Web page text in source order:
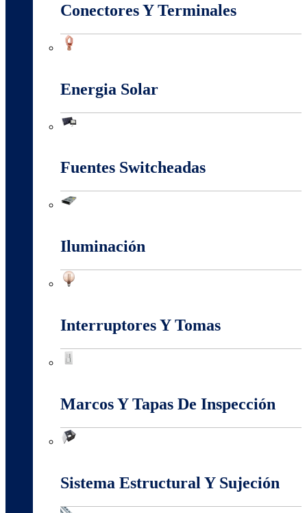
Conectores Y Terminales
Energia Solar
Fuentes Switcheadas
Iluminación
Interruptores Y Tomas
Marcos Y Tapas De Inspección
Sistema Estructural Y Sujeción